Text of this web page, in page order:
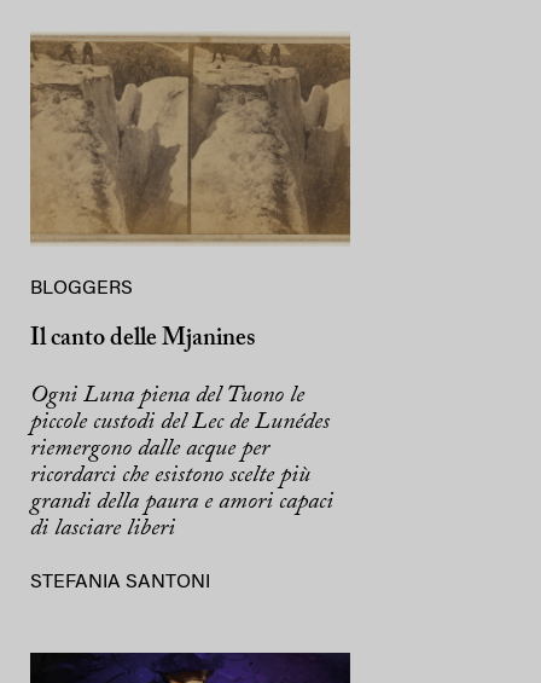
BLOGGERS
Il canto delle Mjanines
Ogni Luna piena del Tuono le
piccole custodi del Lec de Lunédes
riemergono dalle acque per
ricordarci che esistono scelte più
grandi della paura e amori capaci
di lasciare liberi
STEFANIA SANTONI